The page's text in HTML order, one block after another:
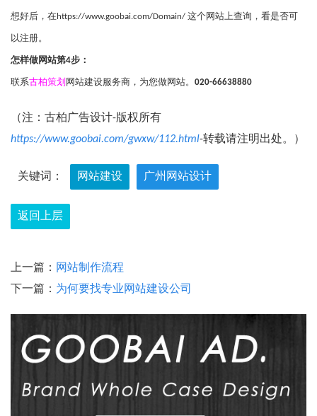
想好后，在https://www.goobai.com/Domain/ 这个网站上查询，看是否可
以注册。
怎样做网站第4步：
联系古柏策划 网站建设服务商，为您做网站。 020-66638880
（注：古柏广告设计-版权所有
https://www.goobai.com/gwxw/112.html-转载请注明出处。）
关键词： 网站建设 广州网站设计
返回上层
上一篇： 网站制作流程
下一篇： 为何要找专业网站建设公司